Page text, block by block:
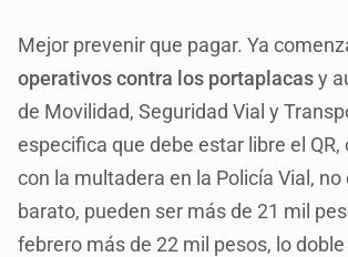
Mejor prevenir que pagar. Ya
operativos contra los portaplacasy
de Movilidad, Seguridad Vial y
especifica que debe estar libre el
con la multadera en la Policía Vial, no
barato, pueden ser más de 21 mil
febrero más de 22 mil pesos, lo